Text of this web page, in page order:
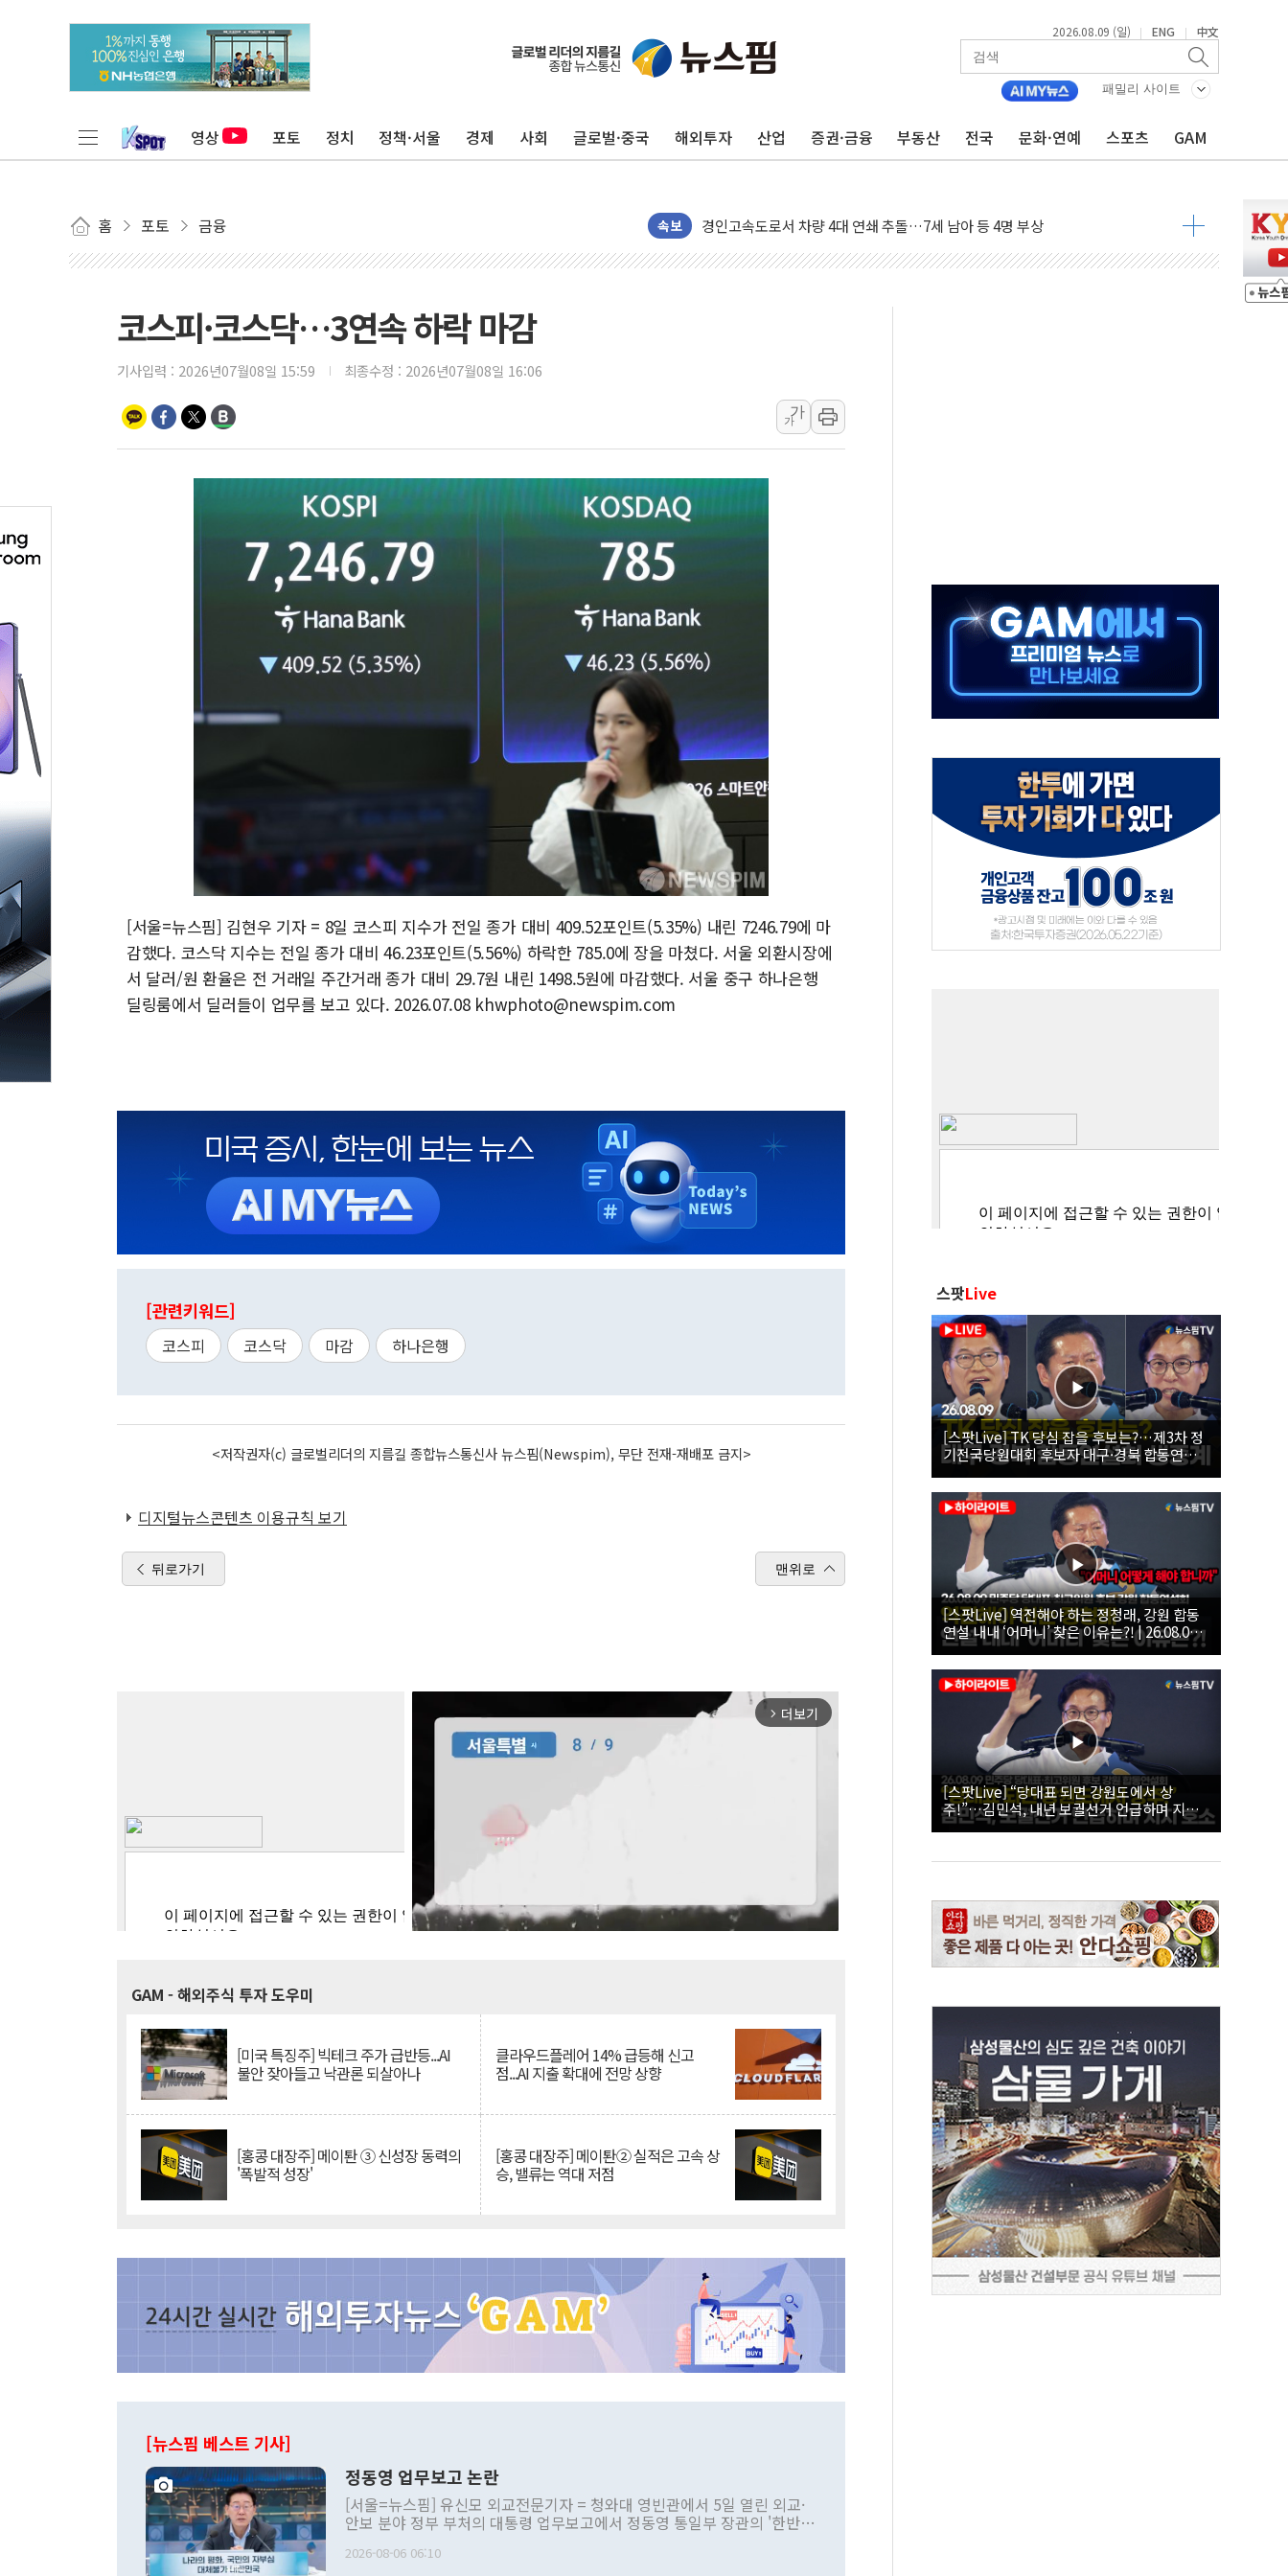
2026.08.09 (일) | ENG | 中文
패밀리 사이트
영상 포토 정치 정책·서울 경제 사회 글로벌·중국 해외투자 산업 증권·금융 부동산 전국 문화·연예 스포츠 GAM
홈 포토 금융 속보
'호우·산사태 주의보' 울진 시간당 30mm 강한 비...호우 피해 없어
여야, 황희 '버스 하우스' 공방…野 "청년 우롱 기괴" vs 與 "송구한 해프닝"
현대그린푸드 '텍사스로드하우스' 잠실점, 직장인 핫플레이스로 부상
與 "세제개편안 8월 말 당정 조율 완료…초고가·비거주 1주택 등 여론 수렴"
"AI가 먼저 알아채고 고친다"…LG유플러스, AI 홈네트워크 구현 첫발
삼성전자, 美국립연구소와 영하 30도 극저온 난방기술 개발한다
롯데백화점, 앰배서더 2기 모집…지역 크리에이터 확대
장동혁, 李 대통령에 "결혼 페널티 만든 건 이 정권…신생아 특례 대출까지 줄여"
정부, 독도 조사활동 日 항의에 "수용할 수 없다" 반박
김성회, 국민의힘에 "청년 결혼까지 정쟁 소재 삼아…청년 삶 가로막는 걸림돌"
서울 38도 폭염에 온열질환 사망자 2명…올해 하루 환자 최다
[부고] 이승영(한림제약 이사)씨 모친상
'상품권 사면 대출 가능' 신종 보이스피싱 기승…금감원 소비자경보
코스피·코스닥…3연속 하락 마감
기사입력 : 2026년07월08일 15:59 최종수정 : 2026년07월08일 16:06
가
가
[서울=뉴스핌] 김현우 기자 = 8일 코스피 지수가 전일 종가 대비 409.52포인트(5.35%) 내린 7246.79에 마
감했다. 코스닥 지수는 전일 종가 대비 46.23포인트(5.56%) 하락한 785.0에 장을 마쳤다. 서울 외환시장에
서 달러/원 환율은 전 거래일 주간거래 종가 대비 29.7원 내린 1498.5원에 마감했다. 서울 중구 하나은행
딜링룸에서 딜러들이 업무를 보고 있다. 2026.07.08 khwphoto@newspim.com
[관련키워드]
코스피 코스닥 마감 하나은행
<저작권자(c) 글로벌리더의 지름길 종합뉴스통신사 뉴스핌(Newspim), 무단 전재-재배포 금지>
디지털뉴스콘텐츠 이용규칙 보기
뒤로가기 맨위로
arrow_forward_ios 더보기
GAM - 해외주식 투자 도우미
[미국 특징주] 빅테크 주가 급반등...AI
불안 잦아들고 낙관론 되살아나
클라우드플레어 14% 급등해 신고
점...AI 지출 확대에 전망 상향
[홍콩 대장주] 메이퇀 ③ 신성장 동력의
'폭발적 성장'
[홍콩 대장주] 메이퇀② 실적은 고속 상
승, 밸류는 역대 저점
[뉴스핌 베스트 기사]
정동영 업무보고 논란
[서울=뉴스핌] 유신모 외교전문기자 = 청와대 영빈관에서 5일 열린 외교·
안보 분야 정부 부처의 대통령 업무보고에서 정동영 통일부 장관의 '한반도
발언 중에는 정부 내 조율을 거치지 않은 사안을 정책으로 추진하겠다고 공
2026-08-06 06:10
스팟Live
[스팟Live] TK 당심 잡을 후보는?…제3차 정
기전국당원대회 후보자 대구·경북 합동연설
회 생중계 | 26.08.09
[스팟Live] 역전해야 하는 정청래, 강원 합동
연설 내내 ‘어머니’ 찾은 이유는?! | 26.08.09
더불어민주당 당대표·최고위원 후보 강원 합
동연설회
[스팟Live] “당대표 되면 강원도에서 상
주!”…김민석, 내년 보궐선거 언급하며 지지
호소 | 26.08.09 더불어민주당 당대표·최고위